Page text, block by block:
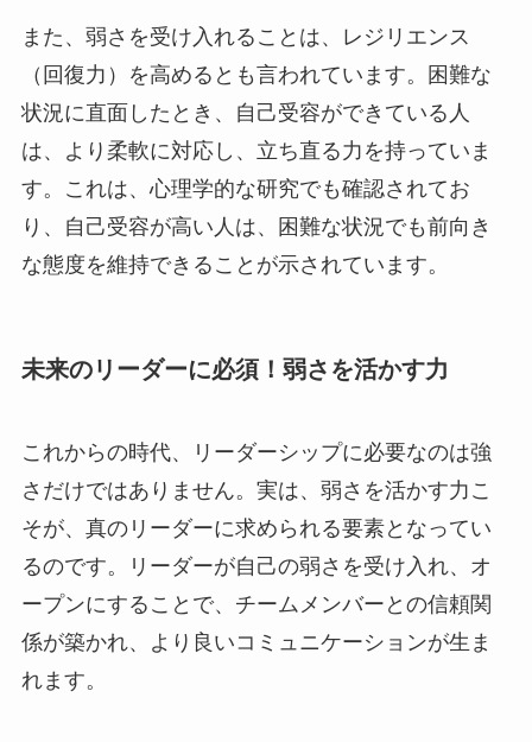
また、弱さを受け入れることは、レジリエンス
（回復力）を高めるとも言われています。困難な
状況に直面したとき、自己受容ができている人
は、より柔軟に対応し、立ち直る力を持っていま
す。これは、心理学的な研究でも確認されてお
り、自己受容が高い人は、困難な状況でも前向き
な態度を維持できることが示されています。
未来のリーダーに必須！弱さを活かす力
これからの時代、リーダーシップに必要なのは強
さだけではありません。実は、弱さを活かす力こ
そが、真のリーダーに求められる要素となってい
るのです。リーダーが自己の弱さを受け入れ、オ
ープンにすることで、チームメンバーとの信頼関
係が築かれ、より良いコミュニケーションが生ま
れます。